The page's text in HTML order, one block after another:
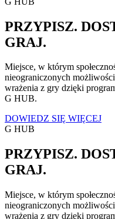
PRZYPISZ.
GRAJ.
Miejsce, w którym
nieograniczonych
wrażenia z gry dzięki
G HUB.
DOWIEDZ SIĘ WIĘCEJ
G HUB
PRZYPISZ.
GRAJ.
Miejsce, w którym
nieograniczonych
wrażenia z gry dzięki